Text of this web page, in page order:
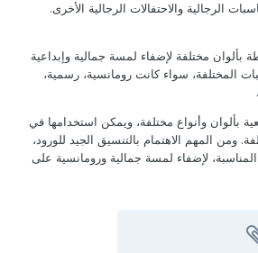
الرجالية والاحتفالات الرجالية الأخرى.
بألوان مختلفة لإضفاء لمسة جمالية وإبداعية
المختلفة، سواء كانت رومانسية، رسمية،
بألوان وأنواع مختلفة، ويمكن استخدامها في
ومن المهم الاهتمام بالتنسيق الجيد للورود،
لإضفاء لمسة جمالية ورومانسية على